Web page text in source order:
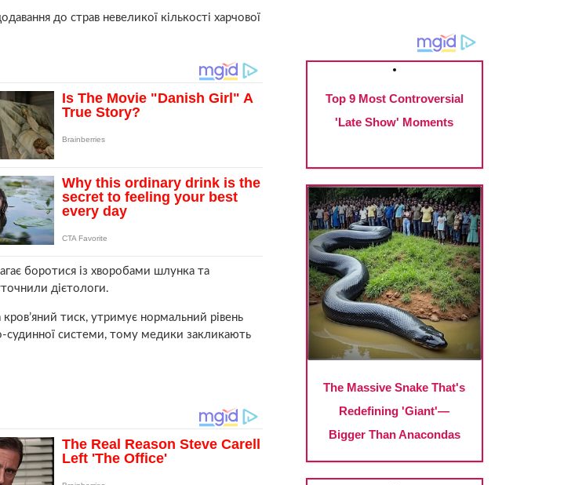
до страв невеликої кількості харчової
боротися із хворобами шлунка та
дієтологи.
тиск, утримує нормальний рівень
судинної системи, тому медики закликають